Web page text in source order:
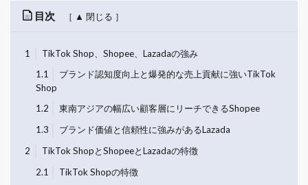
目次
1
TikTok Shop、Shopee、Lazadaの強み
1.1
ブランド認知度向上と爆発的な売上貢献に強いTikTok
Shop
1.2
東南アジアの幅広い顧客層にリーチできるShopee
1.3
ブランド価値と信頼性に強みがあるLazada
2
TikTok ShopとShopeeとLazadaの特徴
2.1
TikTok Shopの特徴